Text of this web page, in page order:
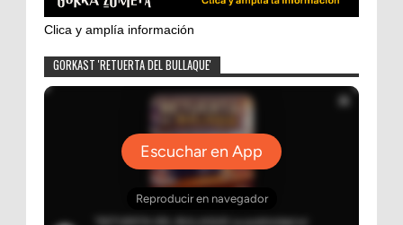
Clica y amplía información
GORKAST 'RETUERTA DEL BULLAQUE'